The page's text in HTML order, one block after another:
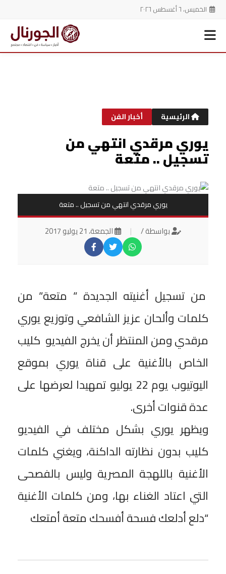
الخميس، ٦ أغسطس ٢٠٢٦
الرئيسية أخبار الفن
يوري مرقدي انتهي من
تسجيل .. متعة
يوري مرقدي انتهي من تسجيل .. متعة
بواسطة / | الجمعة، 21 يوليو 2017
من تسجيل أغنيته الجديدة ” متعة” من
كلمات وألحان عزيز الشافعي وتوزيع يوري
مرقدي ومن المنتظر أن يخرج الفيديو كليب
الخاص بالأغنية على قناة يوري بموقع
اليوتيوب يوم 22 يوليو تمهيدا لعرضها على
عدة قنوات أخرى.
ويظهر يوري بشكل مختلف في الفيديو
كليب بدون نظارته الداكنة، ويغني كلمات
الأغنية باللهجة المصرية وليس بالفصحى
التي اعتاد الغناء بها، ومن كلمات الأغنية
“دلع أدلعك فسحة أفسحك متعة أمتعك